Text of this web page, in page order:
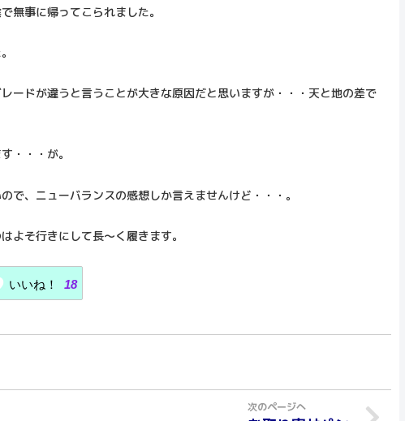
無事に帰ってこられました。
ードが違うと言うことが大きな原因だと思いますが・・・天と地の差で
・・・が。
、ニューバランスの感想しか言えませんけど・・・。
よそ行きにして長～く履きます。
いいね！ 18